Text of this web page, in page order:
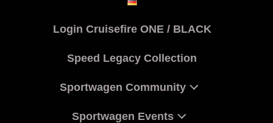
Login Cruisefire ONE / BLACK
Speed Legacy Collection
Sportwagen Community
Sportwagen Events